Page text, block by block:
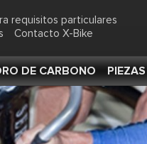
requisitos particulares
Contacto X-Bike
DE CARBONO